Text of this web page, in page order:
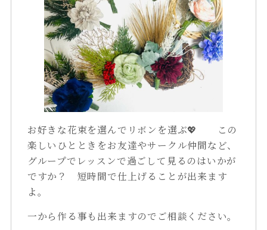
お好きな花束を選んでリボンを選ぶ💖 この
楽しいひとときをお友達やサークル仲間など、
グループでレッスンで過ごして見るのはいかが
ですか？ 短時間で仕上げることが出来ます
よ。
一から作る事も出来ますのでご相談ください。